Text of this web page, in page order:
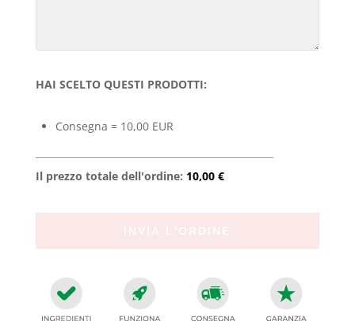
HAI SCELTO QUESTI PRODOTTI:
Consegna = 10,00 EUR
Il prezzo totale dell'ordine: 10,00 €